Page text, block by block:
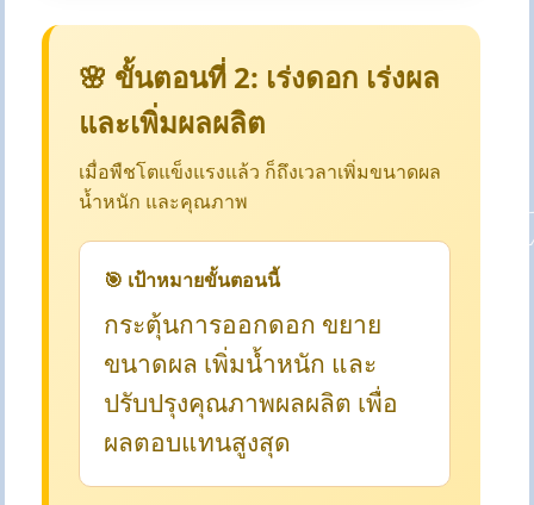
🌸 ขั้นตอนที่ 2: เร่งดอก เร่งผล
และเพิ่มผลผลิต
เมื่อพืชโตแข็งแรงแล้ว ก็ถึงเวลาเพิ่มขนาดผล
น้ำหนัก และคุณภาพ
🎯 เป้าหมายขั้นตอนนี้
กระตุ้นการออกดอก ขยาย
ขนาดผล เพิ่มน้ำหนัก และ
ปรับปรุงคุณภาพผลผลิต เพื่อ
ผลตอบแทนสูงสุด